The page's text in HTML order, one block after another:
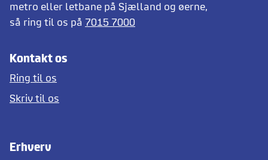
metro eller letbane på Sjælland og øerne,
så ring til os på 7015 7000
Kontakt os
Ring til os
Skriv til os
Erhverv